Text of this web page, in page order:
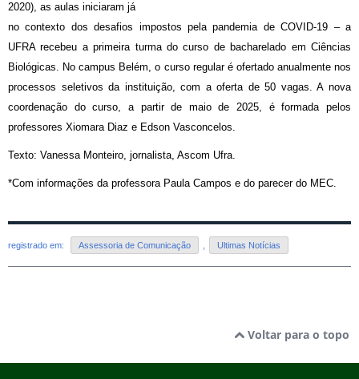
2020), as aulas iniciaram já
no contexto dos desafios impostos pela pandemia de COVID-19 – a
UFRA recebeu a primeira turma do curso de bacharelado em Ciências
Biológicas. No campus Belém, o curso regular é ofertado anualmente nos
processos seletivos da instituição, com a oferta de 50 vagas. A nova
coordenação do curso, a partir de maio de 2025, é formada pelos
professores Xiomara Diaz e Edson Vasconcelos.
Texto: Vanessa Monteiro, jornalista, Ascom Ufra.
*Com informações da professora Paula Campos e do parecer do MEC.
registrado em: Assessoria de Comunicação Ultimas Notícias
Voltar para o topo